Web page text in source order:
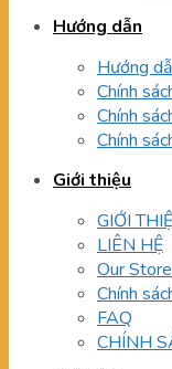
Hướng dẫn
Hướng
Chính
Chính
Chính
Giới thiệu
GIỚI
LIÊN HỆ
Our
Chính
FAQ
CHÍNH